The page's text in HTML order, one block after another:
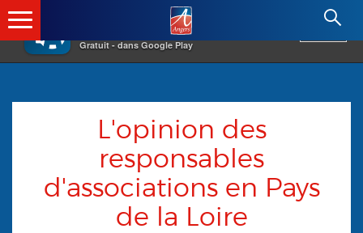
×
Gratuit - dans Google Play
Angers.fr : Retour à l'accueil
L'opinion des
responsables
d'associations en Pays
de la Loire